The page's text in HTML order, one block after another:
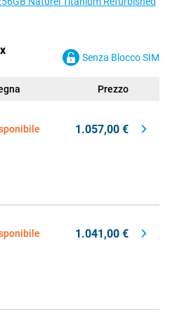
Senza Blocco SIM
Prezzo
1.057,00 €
1.041,00 €